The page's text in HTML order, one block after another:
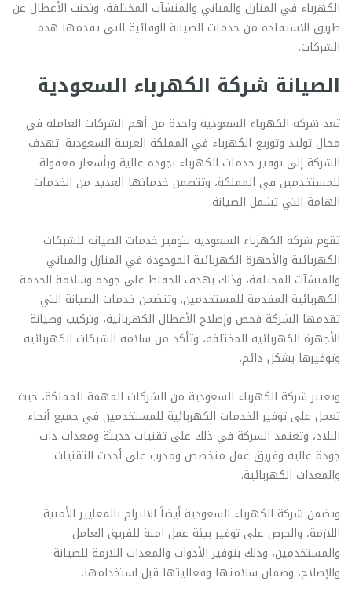
الكهرباء في المنازل والمباني والمنشآت المختلفة، وتجنب الأعطال عن
طريق الاستفادة من خدمات الصيانة الوقائية التي تقدمها هذه
الشركات.
الصيانة شركة الكهرباء السعودية
تعد شركة الكهرباء السعودية واحدة من أهم الشركات العاملة في
مجال توليد وتوزيع الكهرباء في المملكة العربية السعودية. تهدف
الشركة إلى توفير خدمات الكهرباء بجودة عالية وبأسعار معقولة
للمستخدمين في المملكة، وتتضمن خدماتها العديد من الخدمات
الهامة التي تشمل الصيانة.
تقوم شركة الكهرباء السعودية بتوفير خدمات الصيانة للشبكات
الكهربائية والأجهزة الكهربائية الموجودة في المنازل والمباني
والمنشآت المختلفة، وذلك بهدف الحفاظ على جودة وسلامة الخدمة
الكهربائية المقدمة للمستخدمين. وتتضمن خدمات الصيانة التي
تقدمها الشركة فحص وإصلاح الأعطال الكهربائية، وتركيب وصيانة
الأجهزة الكهربائية المختلفة، وتأكد من سلامة الشبكات الكهربائية
وتوفيرها بشكل دائم.
وتعتبر شركة الكهرباء السعودية من الشركات المهمة للمملكة، حيث
تعمل على توفير الخدمات الكهربائية للمستخدمين في جميع أنحاء
البلاد، وتعتمد الشركة في ذلك على تقنيات حديثة ومعدات ذات
جودة عالية وفريق عمل متخصص ومدرب على أحدث التقنيات
والمعدات الكهربائية.
وتضمن شركة الكهرباء السعودية أيضاً الالتزام بالمعايير الأمنية
اللازمة، والحرص على توفير بيئة عمل آمنة للفريق العامل
والمستخدمين، وذلك بتوفير الأدوات والمعدات اللازمة للصيانة
والإصلاح، وضمان سلامتها وفعاليتها قبل استخدامها.